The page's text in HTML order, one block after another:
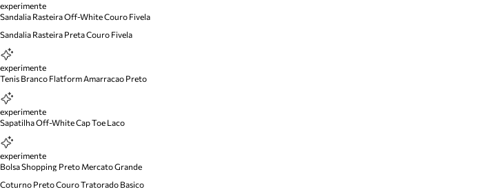
experimente
Sandalia Rasteira Off-White Couro Fivela
Sandalia Rasteira Preta Couro Fivela
experimente
Tenis Branco Flatform Amarracao Preto
experimente
Sapatilha Off-White Cap Toe Laco
experimente
Bolsa Shopping Preto Mercato Grande
Coturno Preto Couro Tratorado Basico